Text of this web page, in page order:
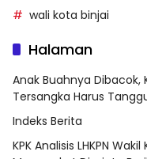
wali kota binjai
Halaman
Anak Buahnya Dibacok,
Tersangka Harus
Indeks Berita
KPK Analisis LHKPN